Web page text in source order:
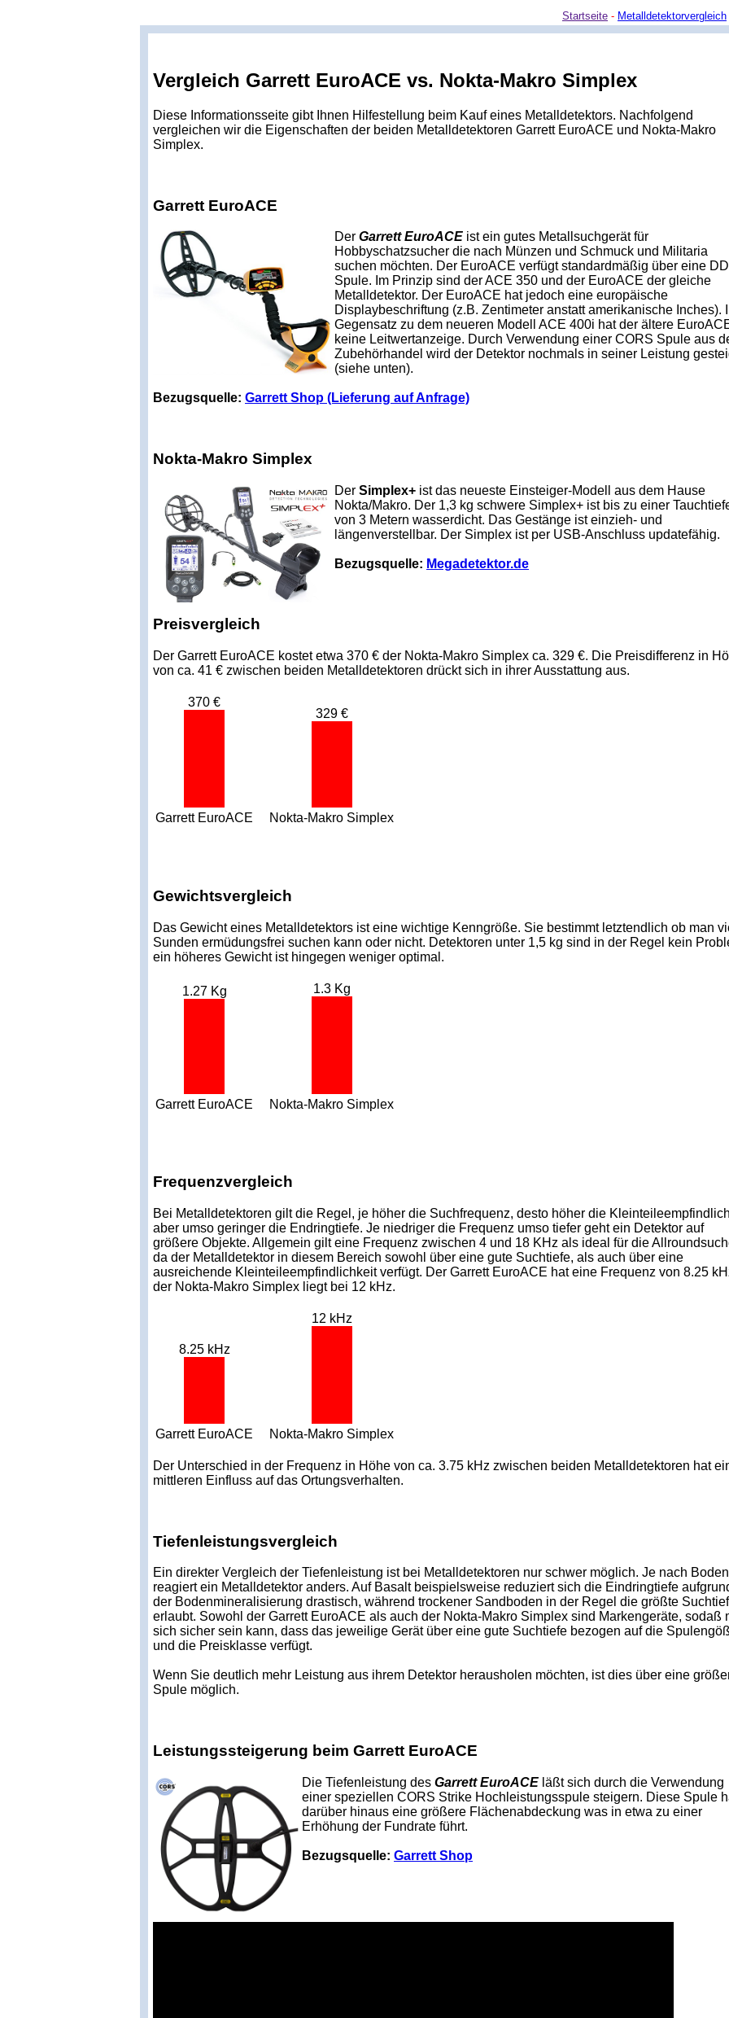
Startseite - Metalldetektorvergleich
Vergleich Garrett EuroACE vs. Nokta-Makro Simplex
Diese Informationsseite gibt Ihnen Hilfestellung beim Kauf eines Metalldetektors. Nachfolgend
vergleichen wir die Eigenschaften der beiden Metalldetektoren Garrett EuroACE und Nokta-Makro
Simplex.
Garrett EuroACE
Der Garrett EuroACE ist ein gutes Metallsuchgerät für
Hobbyschatzsucher die nach Münzen und Schmuck und Militaria
suchen möchten. Der EuroACE verfügt standardmäßig über eine
Spule. Im Prinzip sind der ACE 350 und der EuroACE der gleiche
Metalldetektor. Der EuroACE hat jedoch eine europäische
Displaybeschriftung (z.B. Zentimeter anstatt amerikanische Inches).
Gegensatz zu dem neueren Modell ACE 400i hat der ältere
keine Leitwertanzeige. Durch Verwendung einer CORS Spule aus
Zubehörhandel wird der Detektor nochmals in seiner Leistung
(siehe unten).
Bezugsquelle: Garrett Shop (Lieferung auf Anfrage)
Nokta-Makro Simplex
Der Simplex+ ist das neueste Einsteiger-Modell aus dem Hause
Nokta/Makro. Der 1,3 kg schwere Simplex+ ist bis zu einer
von 3 Metern wasserdicht. Das Gestänge ist einzieh- und
längenverstellbar. Der Simplex ist per USB-Anschluss updatefähig.
Bezugsquelle: Megadetektor.de
Preisvergleich
Der Garrett EuroACE kostet etwa 370 € der Nokta-Makro Simplex ca. 329 €. Die Preisdifferenz in
von ca. 41 € zwischen beiden Metalldetektoren drückt sich in ihrer Ausstattung aus.
370 €
329 €
Garrett EuroACE Nokta-Makro Simplex
Gewichtsvergleich
Das Gewicht eines Metalldetektors ist eine wichtige Kenngröße. Sie bestimmt letztendlich ob man
Sunden ermüdungsfrei suchen kann oder nicht. Detektoren unter 1,5 kg sind in der Regel kein
ein höheres Gewicht ist hingegen weniger optimal.
1.27 Kg 1.3 Kg
Garrett EuroACE Nokta-Makro Simplex
Frequenzvergleich
Bei Metalldetektoren gilt die Regel, je höher die Suchfrequenz, desto höher die
aber umso geringer die Endringtiefe. Je niedriger die Frequenz umso tiefer geht ein Detektor auf
größere Objekte. Allgemein gilt eine Frequenz zwischen 4 und 18 KHz als ideal für die
da der Metalldetektor in diesem Bereich sowohl über eine gute Suchtiefe, als auch über eine
ausreichende Kleinteileempfindlichkeit verfügt. Der Garrett EuroACE hat eine Frequenz von 8.25
der Nokta-Makro Simplex liegt bei 12 kHz.
8.25 kHz
12 kHz
Garrett EuroACE Nokta-Makro Simplex
Der Unterschied in der Frequenz in Höhe von ca. 3.75 kHz zwischen beiden Metalldetektoren hat
mittleren Einfluss auf das Ortungsverhalten.
Tiefenleistungsvergleich
Ein direkter Vergleich der Tiefenleistung ist bei Metalldetektoren nur schwer möglich. Je nach Boden
reagiert ein Metalldetektor anders. Auf Basalt beispielsweise reduziert sich die Eindringtiefe
der Bodenmineralisierung drastisch, während trockener Sandboden in der Regel die größte
erlaubt. Sowohl der Garrett EuroACE als auch der Nokta-Makro Simplex sind Markengeräte, sodaß
sich sicher sein kann, dass das jeweilige Gerät über eine gute Suchtiefe bezogen auf die
und die Preisklasse verfügt.
Wenn Sie deutlich mehr Leistung aus ihrem Detektor herausholen möchten, ist dies über eine
Spule möglich.
Leistungssteigerung beim Garrett EuroACE
Die Tiefenleistung des Garrett EuroACE läßt sich durch die Verwendung
einer speziellen CORS Strike Hochleistungsspule steigern. Diese Spule
darüber hinaus eine größere Flächenabdeckung was in etwa zu einer
Erhöhung der Fundrate führt.
Bezugsquelle: Garrett Shop